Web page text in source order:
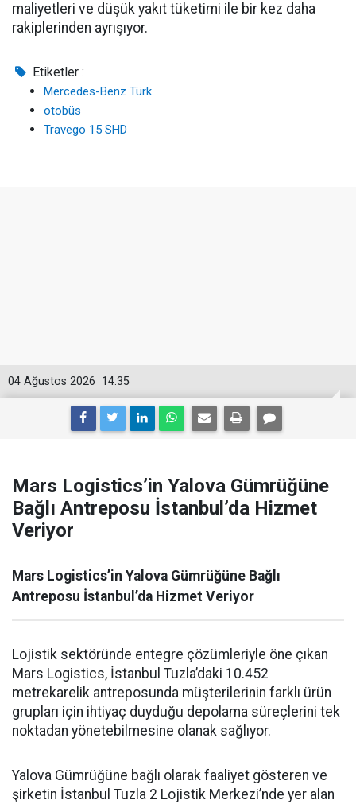
maliyetleri ve düşük yakıt tüketimi ile bir kez daha
rakiplerinden ayrışıyor.
Etiketler :
Mercedes-Benz Türk
otobüs
Travego 15 SHD
14:35
04 Ağustos 2026
Mars Logistics’in Yalova Gümrüğüne
Bağlı Antreposu İstanbul’da Hizmet
Veriyor
Mars Logistics’in Yalova Gümrüğüne Bağlı
Antreposu İstanbul’da Hizmet Veriyor
Lojistik sektöründe entegre çözümleriyle öne çıkan
Mars Logistics, İstanbul Tuzla’daki 10.452
metrekarelik antreposunda müşterilerinin farklı ürün
grupları için ihtiyaç duyduğu depolama süreçlerini tek
noktadan yönetebilmesine olanak sağlıyor.
Yalova Gümrüğüne bağlı olarak faaliyet gösteren ve
şirketin İstanbul Tuzla 2 Lojistik Merkezi’nde yer alan